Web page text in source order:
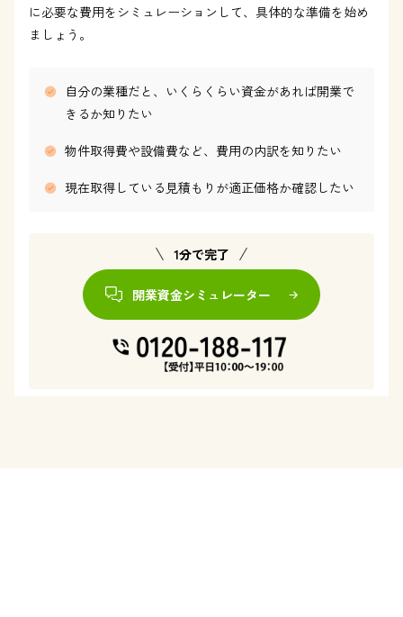
に必要な費用をシミュレーションして、具体的な準備を始め
ましょう。
自分の業種だと、いくらくらい資金があれば開業で
きるか知りたい
物件取得費や設備費など、費用の内訳を知りたい
現在取得している見積もりが適正価格か確認したい
1分で完了
開業資金シミュレーター